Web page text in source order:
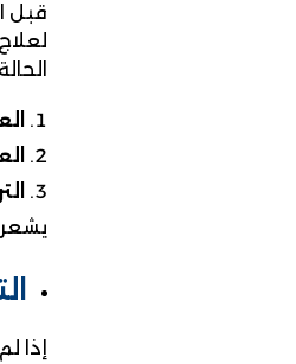
قبل
يشعر
إذا